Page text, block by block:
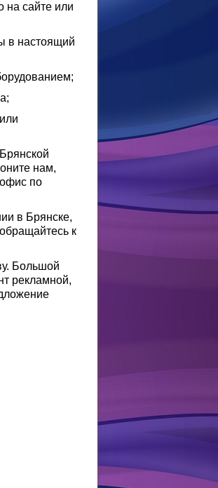
на сайте или
в настоящий
нам,
по
в Брянске,
к
Большой
рекламной,